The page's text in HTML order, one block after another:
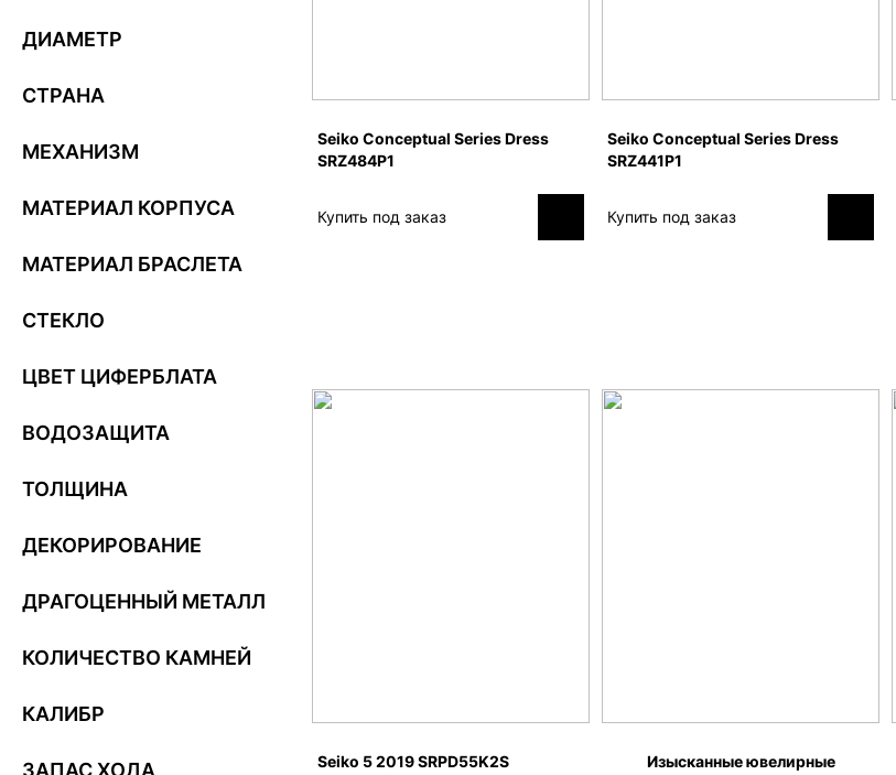
ДИАМЕТР
СТРАНА
МЕХАНИЗМ
МАТЕРИАЛ КОРПУСА
МАТЕРИАЛ БРАСЛЕТА
СТЕКЛО
ЦВЕТ ЦИФЕРБЛАТА
ВОДОЗАЩИТА
ТОЛЩИНА
ДЕКОРИРОВАНИЕ
ДРАГОЦЕННЫЙ МЕТАЛЛ
КОЛИЧЕСТВО КАМНЕЙ
КАЛИБР
ЗАПАС ХОДА
Seiko Conceptual Series Dress
SRZ484P1
Купить под заказ
Seiko Conceptual Series Dress
SRZ441P1
Купить под заказ
Seiko 5 2019 SRPD55K2S
Изысканные ювелирные